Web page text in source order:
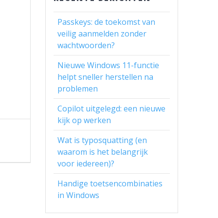
Passkeys: de toekomst van
veilig aanmelden zonder
wachtwoorden?
Nieuwe Windows 11-functie
helpt sneller herstellen na
problemen
Copilot uitgelegd: een nieuwe
kijk op werken
Wat is typosquatting (en
waarom is het belangrijk
voor iedereen)?
Handige toetsencombinaties
in Windows